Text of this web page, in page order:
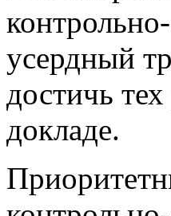
усердный
достичь
докладе.